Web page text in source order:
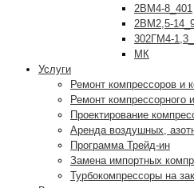
2ВМ4-8_401
2ВМ2,5-
302ГМ4-
МК
Услуги
Ремонт компрессоров и
Ремонт компрессорного
Проектирование
Аренда воздушных,
Программа Трейд-ин
Замена импортных
Турбокомпрессоры на